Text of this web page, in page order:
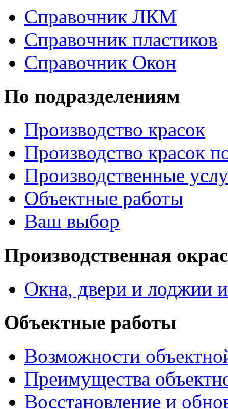
Справочник ЛКМ
Справочник пластиков
Справочник Окон
По подразделениям
Производство красок
Производство красок
Производственные
Объектные работы
Ваш выбор
Производственная
Окна, двери и лоджии
Объектные работы
Возможности
Преимущества
Восстановление и